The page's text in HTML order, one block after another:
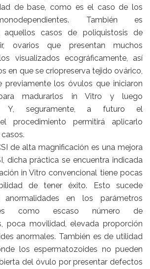
de base, como es el caso de los
También es
aquellos casos de poliquistosis de
ovarios que presentan muchos
visualizados ecográficamente, así
en que se criopreserva tejido ovárico,
previamente los óvulos que iniciaron
madurarlos in Vitro y luego
Y, seguramente, a futuro el
procedimiento permitirá aplicarlo
de alta magnificación es una mejora
dicha práctica se encuentra indicada
in Vitro convencional tiene pocas
de tener éxito. Esto sucede
anormalidades en los parámetros
como escaso número de
poca movilidad, elevada proporción
anormales. También es de utilidad
los espermatozoides no pueden
del óvulo por presentar defectos